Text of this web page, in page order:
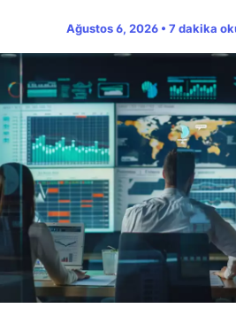
Ağustos 6, 2026 • 7 dakika